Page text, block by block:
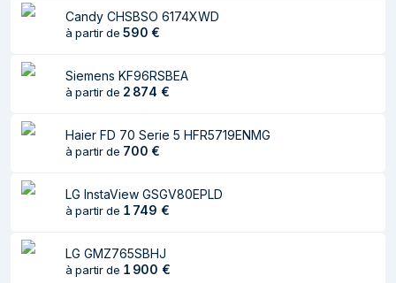
Lumière intérieure
du réfrigérateur
Congélateur
Capacité net du
congélateur
196 L
Emplacement du
compartiment à
Capacité de
congélation
4,6 kg/24h
Candy CHSBSO 6174XWD
à partir de 590 €
Siemens KF96RSBEA
à partir de 2 874 €
Haier FD 70 Serie 5 HFR5719ENMG
à partir de 700 €
LG InstaView GSGV80EPLD
à partir de 1 749 €
LG GMZ765SBHJ
à partir de 1 900 €